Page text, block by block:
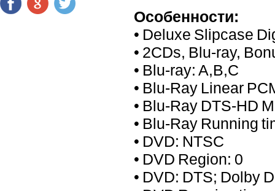
Особенности:
• Deluxe Slipcase
• 2CDs, Blu-ray,
• Blu-ray: A,B,C
• Blu-Ray Linear
• Blu-Ray DTS-HD
• Blu-Ray Running
• DVD: NTSC
• DVD Region: 0
• DVD: DTS; Dolby